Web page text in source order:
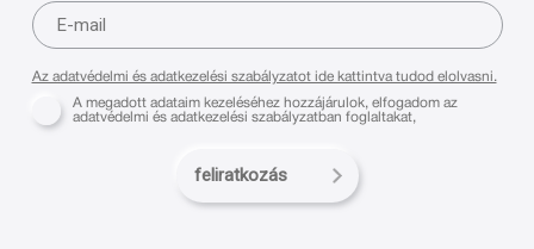
Az adatvédelmi és adatkezelési szabályzatot ide kattintva tudod elolvasni.
A megadott adataim kezeléséhez hozzájárulok, elfogadom az
adatvédelmi és adatkezelési szabályzatban foglaltakat,
feliratkozás